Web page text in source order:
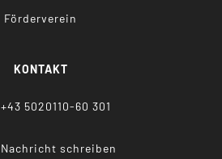
Förderverein
KONTAKT
+43 5020110-60 301
Nachricht schreiben